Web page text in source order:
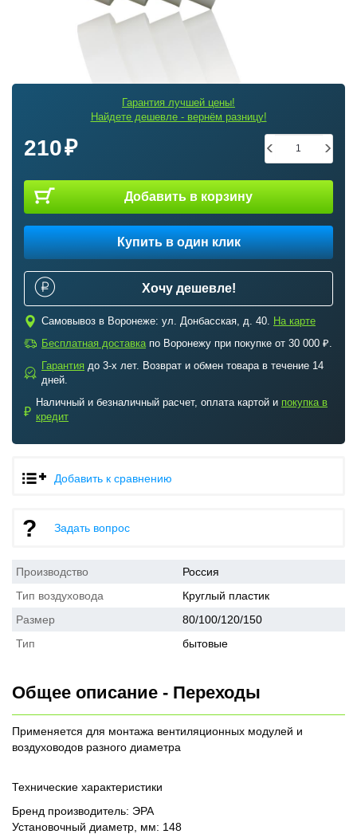
Гарантия лучшей цены!
Найдете дешевле - вернём разницу!
210
Добавить в корзину
Купить в один клик
Хочу дешевле!
c Самовывоз в Воронеже: ул. Донбасская, д. 40. На карте
a Бесплатная доставкапо Воронежу при покупке от 30 000 ₽.
b
Гарантия до 3-х лет. Возврат и обмен товара в течение 14
дней.
₽
Наличный и безналичный расчет, оплата картой и покупка в
кредит
Добавить к сравнению
Задать вопрос
Производство
Россия
Тип воздуховода
Круглый пластик
Размер
80/100/120/150
Тип
бытовые
Общее описание - Переходы
Применяется для монтажа вентиляционных модулей и
воздуховодов разного диаметра
Технические характеристики
Бренд производитель: ЭРА
Установочный диаметр, мм: 148